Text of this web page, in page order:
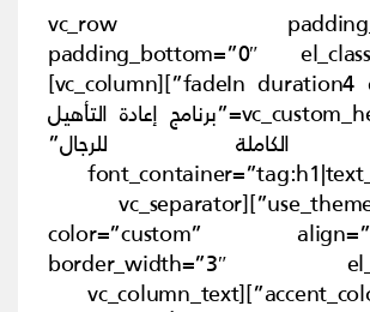
[vc_row
padding_bottom=”0″
fadeIn duration4 eds-on-scroll”][vc_column]
[vc_custom_heading text=”برنامج إعادة التأهيل
الكاملة للرجال”
use_theme_fonts=”yes”][vc_separator
color=”custom”
border_width=”3″
accent_color=”#b3c94c”][vc_column_text